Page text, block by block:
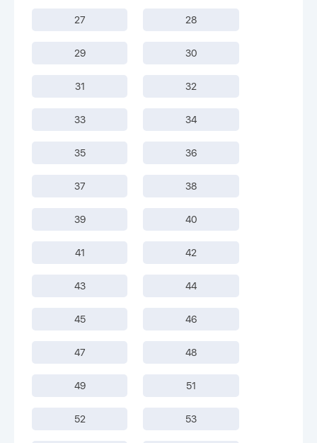
27 28
29 30
31 32
33 34
35 36
37 38
39 40
41 42
43 44
45 46
47 48
49 51
52 53